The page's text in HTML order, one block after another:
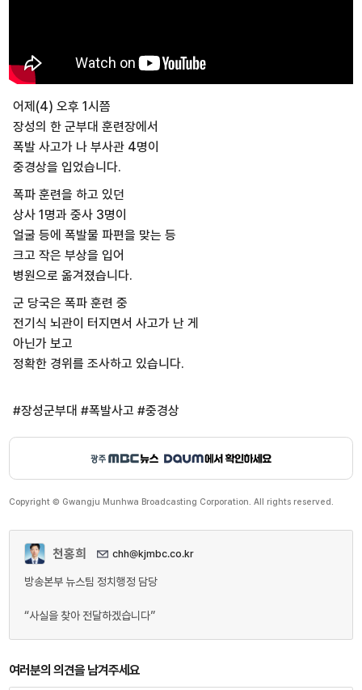
어제(4) 오후 1시쯤
장성의 한 군부대 훈련장에서
폭발 사고가 나 부사관 4명이
중경상을 입었습니다.
폭파 훈련을 하고 있던
상사 1명과 중사 3명이
얼굴 등에 폭발물 파편을 맞는 등
크고 작은 부상을 입어
병원으로 옮겨졌습니다.
군 당국은 폭파 훈련 중
전기식 뇌관이 터지면서 사고가 난 게
아닌가 보고
정확한 경위를 조사하고 있습니다.
#장성군부대 #폭발사고 #중경상
Copyright © Gwangju Munhwa Broadcasting Corporation. All rights reserved.
천홍희 chh@kjmbc.co.kr
방송본부 뉴스팀 정치행정 담당
“사실을 찾아 전달하겠습니다”
여러분의 의견을 남겨주세요